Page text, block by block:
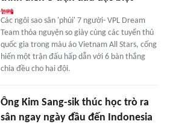
Các ngôi sao sân 'phủi' 7 người- VPL Dream
Team thỏa nguyện so giày cùng các tuyển thủ
quốc gia trong màu áo Vietnam All Stars, cống
hiến một trận đấu hấp dẫn với 6 bàn thắng
chia đều cho hai đội.
Ông Kim Sang-sik thúc học trò ra
sân ngay ngày đầu đến Indonesia